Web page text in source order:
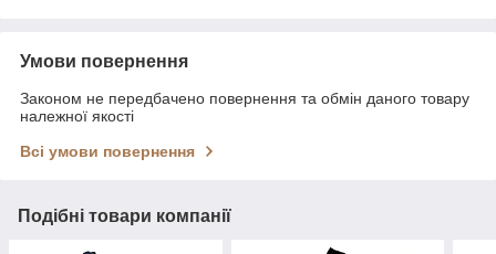
Умови повернення
Законом не передбачено повернення та обмін даного товару
належної якості
Всі умови повернення
Подібні товари компанії